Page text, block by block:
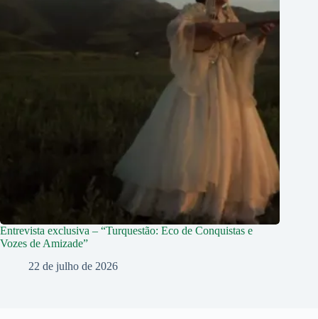
Entrevista exclusiva – “Turquestão: Eco de Conquistas e
Vozes de Amizade”
22 de julho de 2026